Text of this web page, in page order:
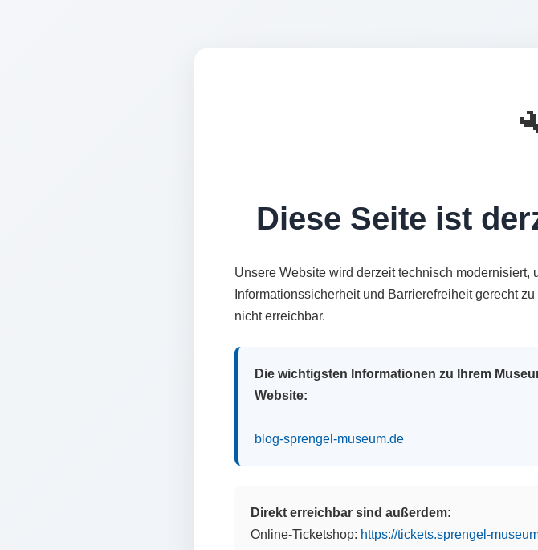
Diese Seite ist
Unsere Website wird derzeit technisch
Informationssicherheit und Barrierefreiheit gerecht
nicht erreichbar.
Die wichtigsten Informationen zu Ihrem
Website:
blog-sprengel-museum.de
Direkt erreichbar sind außerdem:
Online-Ticketshop: https://tickets.sprengel-